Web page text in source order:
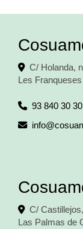
C/ Holanda,
Les
93 840 30 30
info
C/
Las Palmas de